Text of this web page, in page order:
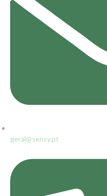
geral@sensy.pt